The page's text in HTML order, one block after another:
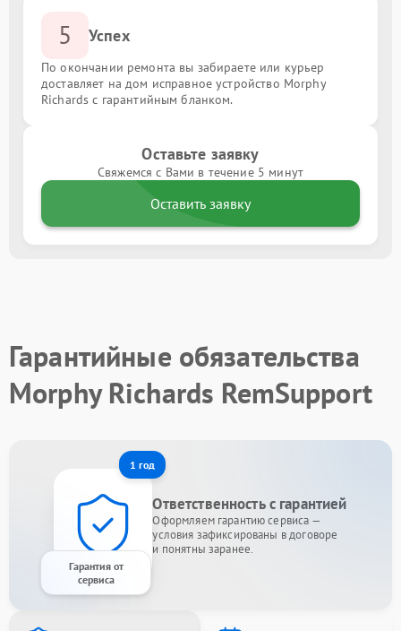
5 Успех
По окончании ремонта вы забираете или курьер
доставляет на дом исправное устройство Morphy
Richards с гарантийным бланком.
Оставьте заявку
Свяжемся с Вами в течение 5 минут
Оставить заявку
Гарантийные обязательства
Morphy Richards RemSupport
1 год
Гарантия от
сервиса
Ответственность с гарантией
Оформляем гарантию сервиса —
условия зафиксированы в договоре
и понятны заранее.